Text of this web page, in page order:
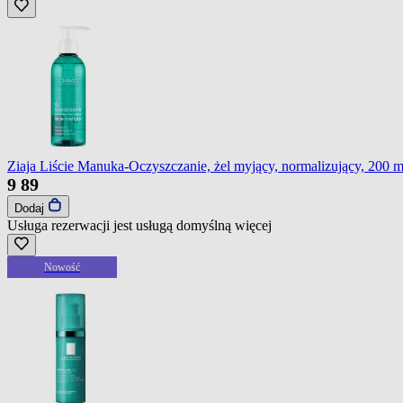
Ziaja Liście Manuka-Oczyszczanie, żel myjący, normalizujący, 200
9 89
Dodaj
Usługa rezerwacji jest usługą domyślną więcej
Nowość